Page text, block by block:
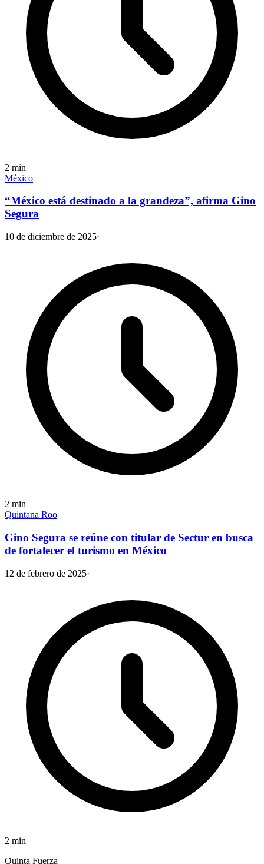
2 min
México
“México está destinado a la grandeza”, afirma Gino
Segura
10 de diciembre de 2025·
2 min
Quintana Roo
Gino Segura se reúne con titular de Sectur en busca
de fortalecer el turismo en México
12 de febrero de 2025·
2 min
Quinta Fuerza